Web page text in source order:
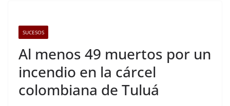
SUCESOS
Al menos 49 muertos por un
incendio en la cárcel
colombiana de Tuluá